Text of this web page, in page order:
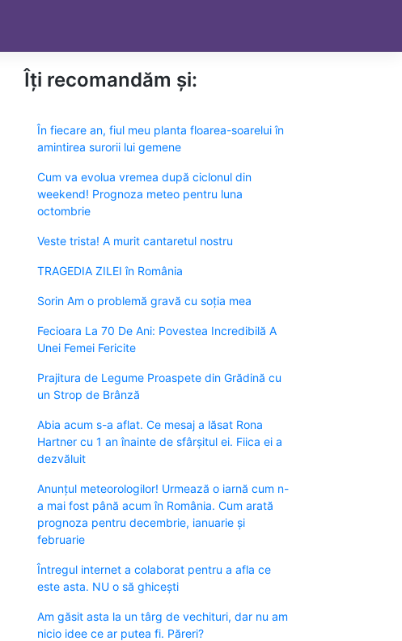
Îți recomandăm și:
În fiecare an, fiul meu planta floarea-soarelui în
amintirea surorii lui gemene
Cum va evolua vremea după ciclonul din
weekend! Prognoza meteo pentru luna
octombrie
Veste trista! A murit cantaretul nostru
TRAGEDIA ZILEI în România
Sorin Am o problemă gravă cu soția mea
Fecioara La 70 De Ani: Povestea Incredibilă A
Unei Femei Fericite
Prajitura de Legume Proaspete din Grădină cu
un Strop de Brânză
Abia acum s-a aflat. Ce mesaj a lăsat Rona
Hartner cu 1 an înainte de sfârșitul ei. Fiica ei a
dezvăluit
Anunțul meteorologilor! Urmează o iarnă cum n-
a mai fost până acum în România. Cum arată
prognoza pentru decembrie, ianuarie și
februarie
Întregul internet a colaborat pentru a afla ce
este asta. NU o să ghicești
Am găsit asta la un târg de vechituri, dar nu am
nicio idee ce ar putea fi. Păreri?